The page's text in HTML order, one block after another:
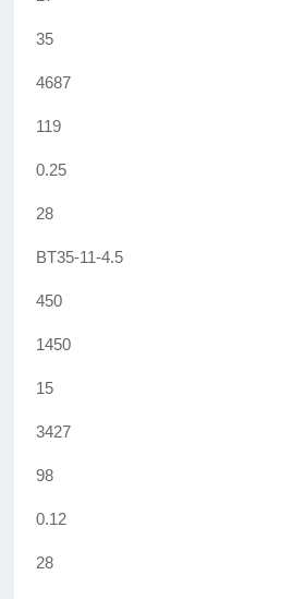
35
4687
119
0.25
28
BT35-11-4.5
450
1450
15
3427
98
0.12
28